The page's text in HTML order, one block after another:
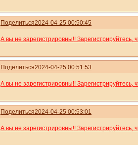
Поделиться2024-04-25 00:50:45
А вы не зарегистрировны!! Зарегистрируйтесь,
Поделиться2024-04-25 00:51:53
А вы не зарегистрировны!! Зарегистрируйтесь,
Поделиться2024-04-25 00:53:01
А вы не зарегистрировны!! Зарегистрируйтесь,